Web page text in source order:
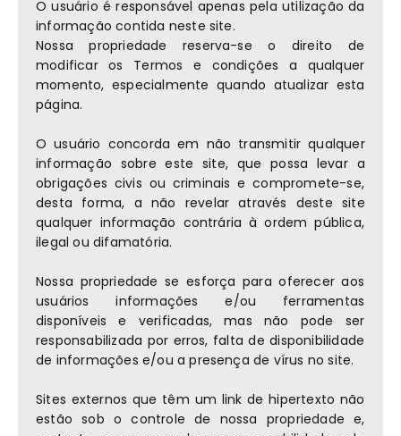
O usuário é responsável apenas pela utilização da
informação contida neste site.
Nossa propriedade reserva-se o direito de
modificar os Termos e condições a qualquer
momento, especialmente quando atualizar esta
página.
O usuário concorda em não transmitir qualquer
informação sobre este site, que possa levar a
obrigações civis ou criminais e compromete-se,
desta forma, a não revelar através deste site
qualquer informação contrária à ordem pública,
ilegal ou difamatória.
Nossa propriedade se esforça para oferecer aos
usuários informações e/ou ferramentas
disponíveis e verificadas, mas não pode ser
responsabilizada por erros, falta de disponibilidade
de informações e/ou a presença de vírus no site.
Sites externos que têm um link de hipertexto não
estão sob o controle de nossa propriedade e,